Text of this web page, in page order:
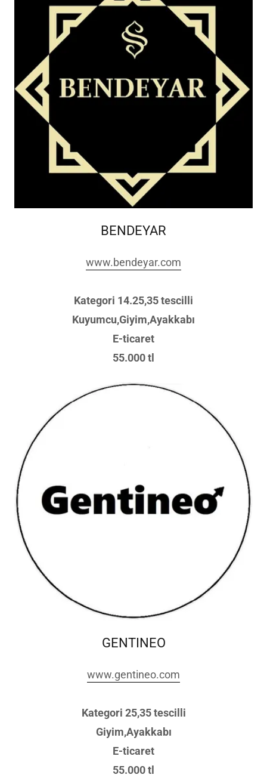
BENDEYAR
www.bendeyar.com
Kategori 14.25,35 tescilli
Kuyumcu,Giyim,Ayakkabı
E-ticaret
55.000 tl
GENTINEO
www.gentineo.com
Kategori 25,35 tescilli
Giyim,Ayakkabı
E-ticaret
55.000 tl